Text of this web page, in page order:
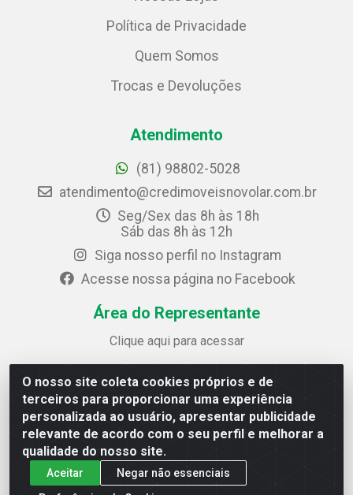
O nosso site coleta cookies próprios e de
terceiros para proporcionar uma experiência
personalizada ao usuário, apresentar publicidade
relevante de acordo com o seu perfil e melhorar a
qualidade do nosso site.
Aceitar
Negar não essenciais
Política de Privacidade
Quem Somos
Trocas e Devoluções
Atendimento
(81) 98802-5028
atendimento@credimoveisnovolar.com.br
Seg/Sex das 8h às 18h
Sáb das 8h às 12h
Siga nosso perfil no Instagram
Acesse nossa página no Facebook
Área do Representante
Clique aqui para acessar
Credimóveis Novolar Ltda
Rua José Alves Bezerra, 430 - Prazeres - Jaboatão dos
Guararapes / PE - CEP 54.325-610
CNPJ: 09.930.165/0013-70